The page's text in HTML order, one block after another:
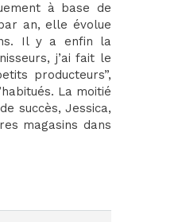
à base de
an, elle évolue
Il y a enfin la
j’ai fait le
producteurs”,
La moitié
succès, Jessica,
magasins dans